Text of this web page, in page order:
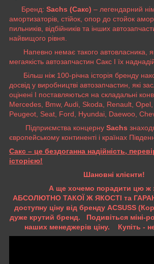
Бренд: Sachs (Сакс) – легендарний
амортизаторів, стійок, опор до стойок
пильників, відбійників та інших
найвищого рівня.
Напевно немає такого автовласника,
мегаякість автозапчастин Сакс І їх
Більш ніж 100-річна історія бренду
досвід у виробництві автозапчастин, які
оцінені І поставляються на складальні
Mercedes, Bmw, Audi, Skoda, Renault,
Peugeot, Seat, Ford, Hyundai, Daewoo,
Підприємства концерну Sachs
європейському континенті і країнах
Сакс – це бездоганна надійність,
історією!
Шановні клієнти!
А ще хочемо порадити цю ж
АБСОЛЮТНО ТАКОЇ Ж ЯКОСТІ та
доступну ціну від бренду ACSUSS
дуже крутий бренд. Подивіться міні-
наших менеджерів ціну. Купіть -